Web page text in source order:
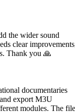
the wider sound
clear
Thank you 🙏
documentaries
export M3U
modules. The file
tidy, and the
It’s a professional-